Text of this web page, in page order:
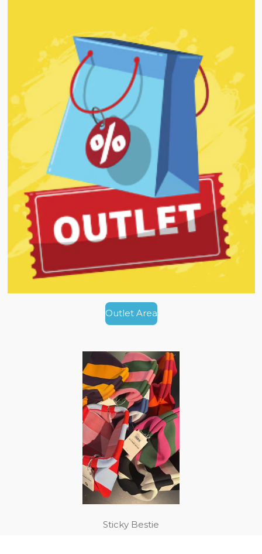
Outlet Area
Sticky Bestie